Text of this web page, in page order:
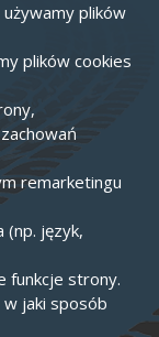
plików
plików cookies
remarketingu
(np. język,
funkcje strony.
w jaki sposób